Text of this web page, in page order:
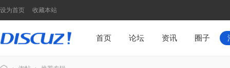
设为首页 收藏本站
首页 论坛 资讯 圈子